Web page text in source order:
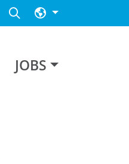
JOBS